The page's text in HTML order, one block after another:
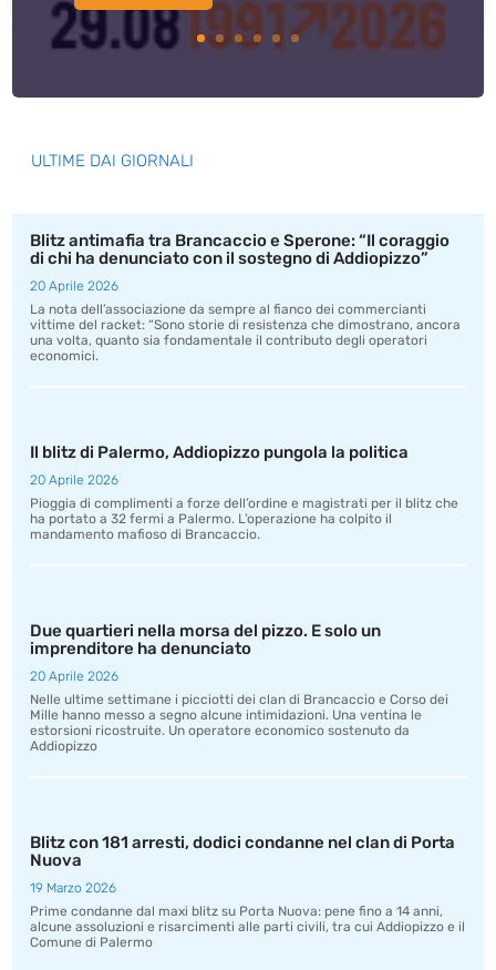
ULTIME DAI GIORNALI
Blitz antimafia tra Brancaccio e Sperone: “Il coraggio
di chi ha denunciato con il sostegno di Addiopizzo”
20 Aprile 2026
La nota dell’associazione da sempre al fianco dei commercianti
vittime del racket: “Sono storie di resistenza che dimostrano, ancora
una volta, quanto sia fondamentale il contributo degli operatori
economici.
Il blitz di Palermo, Addiopizzo pungola la politica
20 Aprile 2026
Pioggia di complimenti a forze dell’ordine e magistrati per il blitz che
ha portato a 32 fermi a Palermo. L’operazione ha colpito il
mandamento mafioso di Brancaccio.
Due quartieri nella morsa del pizzo. E solo un
imprenditore ha denunciato
20 Aprile 2026
Nelle ultime settimane i picciotti dei clan di Brancaccio e Corso dei
Mille hanno messo a segno alcune intimidazioni. Una ventina le
estorsioni ricostruite. Un operatore economico sostenuto da
Addiopizzo
Blitz con 181 arresti, dodici condanne nel clan di Porta
Nuova
19 Marzo 2026
Prime condanne dal maxi blitz su Porta Nuova: pene fino a 14 anni,
alcune assoluzioni e risarcimenti alle parti civili, tra cui Addiopizzo e il
Comune di Palermo